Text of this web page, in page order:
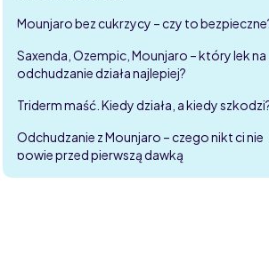
Mounjaro bez cukrzycy – czy to
Saxenda, Ozempic, Mounjaro – który lek na
odchudzanie działa najlepiej?
Triderm maść. Kiedy działa, a kiedy
Odchudzanie z Mounjaro – czego nikt ci nie
powie przed pierwszą dawką